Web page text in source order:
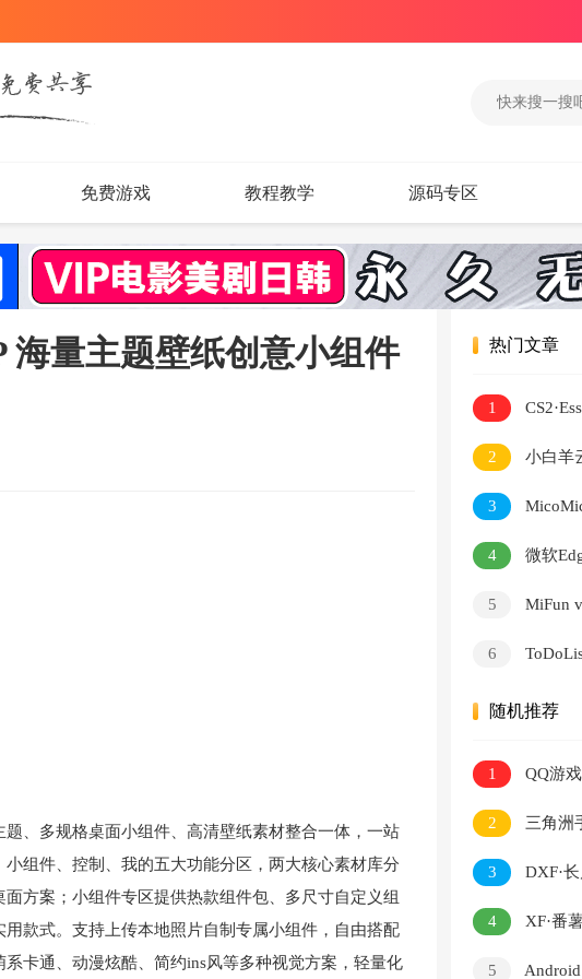
免费游戏 教程教学 源码专区
海量主题壁纸创意小组件
、多规格桌面小组件、高清壁纸素材整合一体，一站
组件、控制、我的五大功能分区，两大核心素材库分
方案；小组件专区提供热款组件包、多尺寸自定义组
款式。支持上传本地照片自制专属小组件，自由搭配
卡通、动漫炫酷、简约ins风等多种视觉方案，轻量化
热门文章
1
2
小白羊
绿色版
3
神器
4
微软
5
MiFun
6
随机推荐
1 QQ游
2
三角洲
v8.13
3
DXF·
4 XF·番
5